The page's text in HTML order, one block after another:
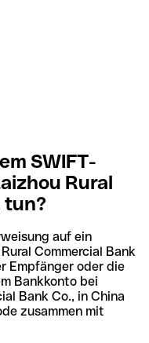
SWIFT-
Rural
tun?
auf ein
Commercial Bank
Empfänger oder die
Bankkonto bei
Bank Co., in China
zusammen mit